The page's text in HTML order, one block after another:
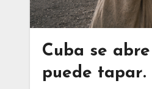
Cuba se
puede tapar.